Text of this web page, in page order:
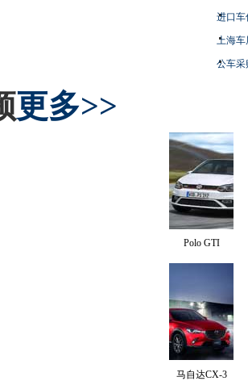
进口车
上海
公车采
更多>>
Polo GTI
马自达CX-3